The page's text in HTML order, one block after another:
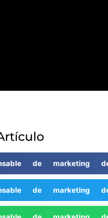
de marketing
de marketing